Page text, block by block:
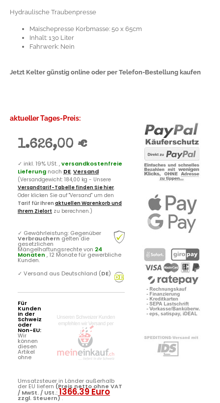
Hydraulische Traubenpresse
Maischepresse Korbmasse: 50 x 65cm
Inhalt: 130 Liter
Fahrwerk: Nein
Jetzt Kelter günstig online oder per Telefon-Bestellung kaufen
aktueller Tages-Preis:
1.626,00 €
✓ inkl. 19% USt. ,versandkostenfreie
Lieferung nach DE.Versand
(Versandgewicht: 184,00 kg - Unsere
Versandtarif-Tabelle finden Sie hier.
Oder klicken Sie auf "Versand" um den
Tarif für Ihren aktuellen Warenkorb und
Ihrem Zielort zu berechnen.)
✓ Gewährleistung: Gegenüber
Verbrauchern gelten die
gesetzlichen
Mängelhaftungsrechte von 24
Monaten , 12 Monate für gewerbliche
Kunden.
✓ Versand aus Deutschland (DE)
Für
Kunden
in der
Schweiz
oder
Non-EU:
Wir
können
diesen
Artikel
ohne
Umsatzsteuer in Länder außerhalb
der EU liefern (Preis netto ohne VAT
/ MwSt. / USt.:1366.39 Euro
zzgl. Steuern).